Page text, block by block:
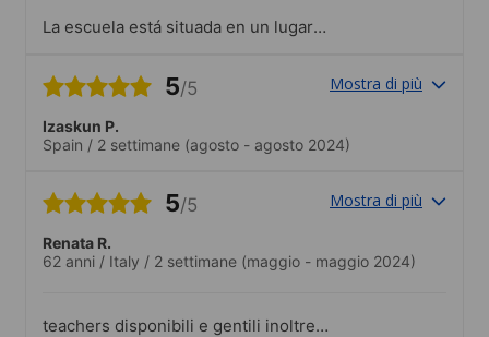
La escuela está situada en un lugar
El equipo gestor de la escuela lleva muy
en su alojamiento. MUY BIEN TODO.La
parte mas interesante de la estancia en
permitieron asomarnos a conocer un
poco la vida inglesa y/o galesa.
Maravillosas excursiones. GENIAL
5/5 Mostra di più
Izaskun P.
Spain / 2 settimane (agosto - agosto 2024)
5/5 Mostra di più
Renata R.
62 anni / Italy / 2 settimane (maggio - maggio 2024)
teachers disponibili e gentili inoltre